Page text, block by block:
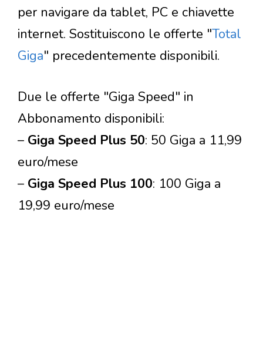
per navigare da tablet, PC e chiavette
internet. Sostituiscono le offerte "Total
Giga" precedentemente disponibili.
Due le offerte "Giga Speed" in
Abbonamento disponibili:
– Giga Speed Plus 50: 50 Giga a 11,99
euro/mese
– Giga Speed Plus 100: 100 Giga a
19,99 euro/mese